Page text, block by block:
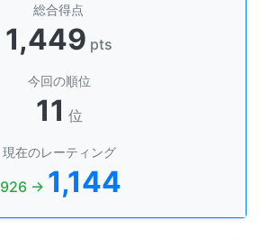
総合得点
1,449 pts
今回の順位
11 位
現在のレーティング
926 → 1,144